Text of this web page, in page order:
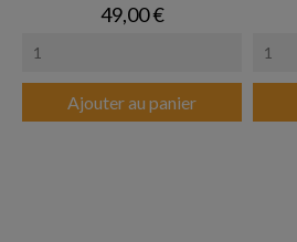
Prix
49,00 €
Ajouter au panier